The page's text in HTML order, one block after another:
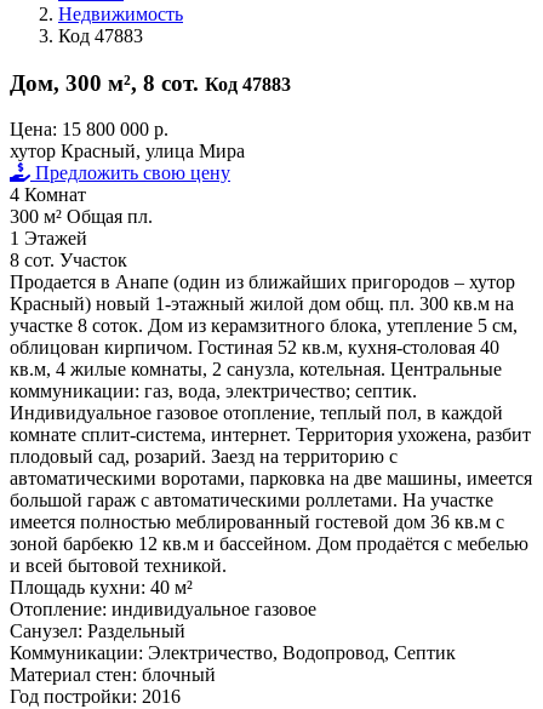
Недвижимость
Код 47883
Дом, 300 м², 8 сот. Код 47883
Цена: 15 800 000 р.
хутор Красный, улица Мира
Предложить свою цену
4 Комнат
300 м² Общая пл.
1 Этажей
8 сот. Участок
Продается в Анапе (один из ближайших пригородов – хутор
Красный) новый 1-этажный жилой дом общ. пл. 300 кв.м на
участке 8 соток. Дом из керамзитного блока, утепление 5 см,
облицован кирпичом. Гостиная 52 кв.м, кухня-столовая 40
кв.м, 4 жилые комнаты, 2 санузла, котельная. Центральные
коммуникации: газ, вода, электричество; септик.
Индивидуальное газовое отопление, теплый пол, в каждой
комнате сплит-система, интернет. Территория ухожена, разбит
плодовый сад, розарий. Заезд на территорию с
автоматическими воротами, парковка на две машины, имеется
большой гараж с автоматическими роллетами. На участке
имеется полностью меблированный гостевой дом 36 кв.м с
зоной барбекю 12 кв.м и бассейном. Дом продаётся с мебелью
и всей бытовой техникой.
Площадь кухни: 40 м²
Отопление: индивидуальное газовое
Санузел: Раздельный
Коммуникации: Электричество, Водопровод, Септик
Материал стен: блочный
Год постройки: 2016